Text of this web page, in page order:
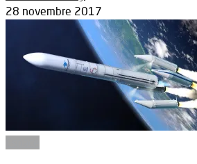
28 novembre 2017